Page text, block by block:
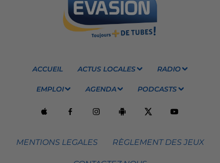
ACCUEIL ACTUS LOCALES RADIO
EMPLOI AGENDA PODCASTS
MENTIONS LEGALES RÈGLEMENT DES JEUX